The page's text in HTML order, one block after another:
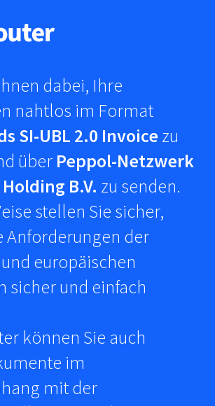
dabei, Ihre
nahtlos im Format
SI-UBL 2.0 Invoice zu
über Peppol-Netzwerk
B.V. zu senden.
stellen Sie sicher,
Anforderungen der
europäischen
sicher und einfach
können Sie auch
im
mit der